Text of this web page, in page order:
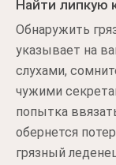
Найти липкую
Обнаружить
указывает на
слухами,
чужими
попытка
обернется
грязный